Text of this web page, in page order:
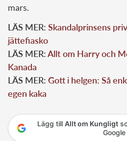
mars.
LÄS MER: Skandalprinsens
jättefiasko
LÄS MER:Allt om Harry och
Kanada
LÄS MER: Gott i helgen: Så
egen kaka
Lägg till Allt om Kungligt
Google